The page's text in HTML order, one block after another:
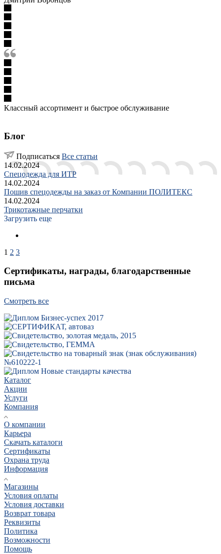
Классный ассортимент и быстрое обслуживание
Блог
Подписаться Все статьи
14.02.2024
Спецодежда для ИТР
14.02.2024
Пошив спецодежды на заказ от Компании ПОЛИТЕКС
14.02.2024
Трикотажные перчатки
Загрузить еще
1 2 3
Сертификаты, награды, благодарственные
письма
Смотреть все
Каталог
Акции
Услуги
Компания
О компании
Карьера
Cкачать каталоги
Сертификаты
Охрана труда
Информация
Магазины
Условия оплаты
Условия доставки
Возврат товара
Реквизиты
Политика
Возможности
Помощь